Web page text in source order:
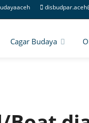
Cagar Budaya